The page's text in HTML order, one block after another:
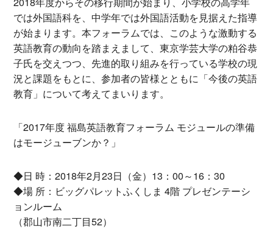
では外国語科を、中学年では外国語活動を見据えた指導
が始まります。本フォーラムでは、このような激動する
英語教育の動向を踏まえまして、東京学芸大学の粕谷恭
子氏を交えつつ、先進的取り組みを行っている学校の現
況と課題をもとに、参加者の皆様とともに「今後の英語
教育」について考えてまいります。
「2017年度 福島英語教育フォーラム モジュールの準備
はモージューブンか？」
◆日 時：2018年2月23日（金）13：00～16：30
◆場 所：ビッグパレットふくしま 4階 プレゼンテーシ
ョンルーム
（郡山市南二丁目52）